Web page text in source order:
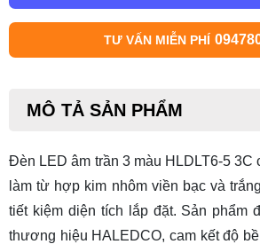
TƯ VẤN MIỄN PHÍ
MÔ TẢ SẢN PHẨM
Đèn LED âm trần 3 màu HLDLT6-5 3C
làm từ hợp kim nhôm viền bạc và
tiết kiệm diện tích lắp đặt. Sản phẩm
thương hiệu HALEDCO, cam kết độ